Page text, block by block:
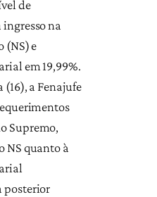
de
na
(NS) e
em 19,99%.
a Fenajufe
Supremo,
NS quanto à
posterior